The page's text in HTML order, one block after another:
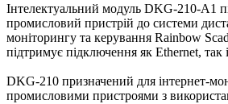
Інтелектуальний модуль DKG-210-A1
промисловий пристрій до системи
моніторингу та керування Rainbow
підтримує підключення як Ethernet, так
DKG-210 призначений для інтернет-
промисловими пристроями з